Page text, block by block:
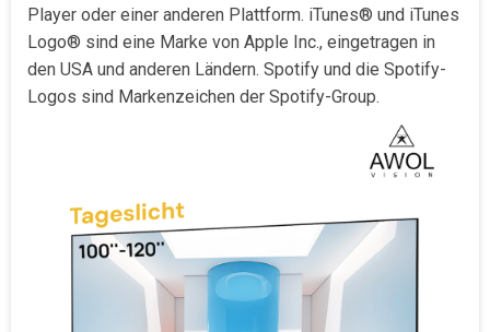
Player oder einer anderen Plattform. iTunes® und iTunes
Logo® sind eine Marke von Apple Inc., eingetragen in
den USA und anderen Ländern. Spotify und die Spotify-
Logos sind Markenzeichen der Spotify-Group.